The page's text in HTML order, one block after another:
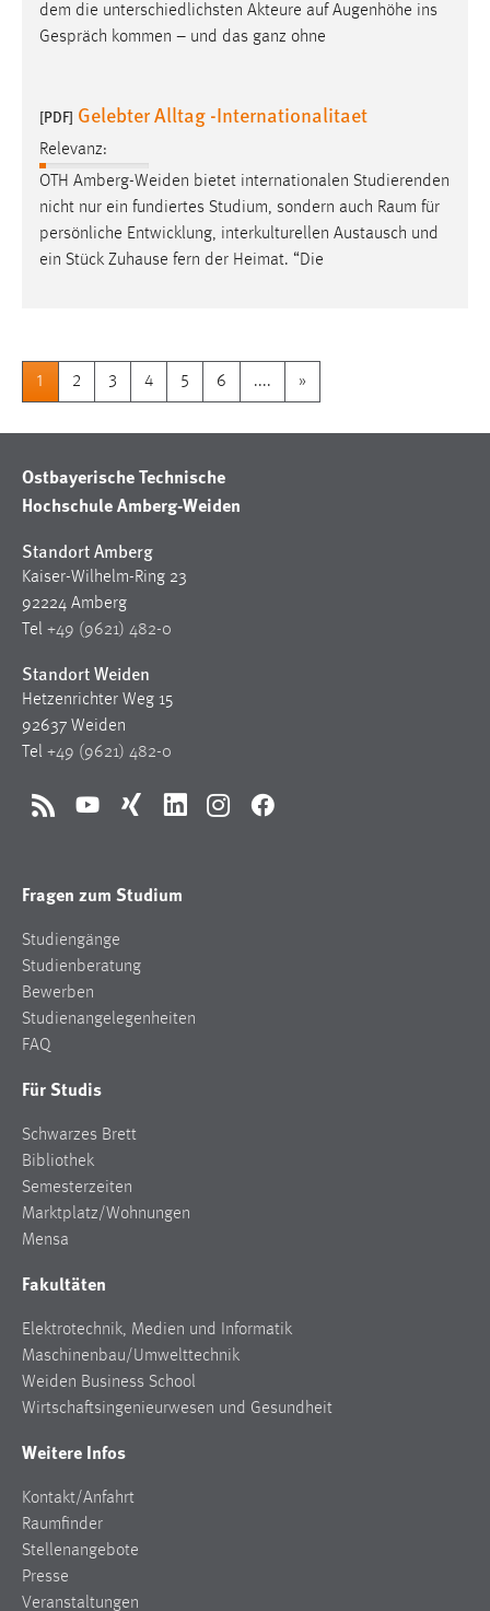
dem die unterschiedlichsten Akteure auf Augenhöhe ins
Gespräch kommen – und das ganz ohne
[PDF] Gelebter Alltag -Internationalitaet
Relevanz:
OTH Amberg-Weiden bietet internationalen Studierenden
nicht nur ein fundiertes Studium, sondern auch Raum für
persönliche Entwicklung, interkulturellen Austausch und
ein Stück Zuhause fern der Heimat. “Die
1 2 3 4 5 6 .... »
Ostbayerische Technische
Hochschule Amberg-Weiden
Standort Amberg
Kaiser-Wilhelm-Ring 23
92224 Amberg
Tel +49 (9621) 482-0
Standort Weiden
Hetzenrichter Weg 15
92637 Weiden
Tel +49 (9621) 482-0
RSS YouTubeXing LinkedInInstagramFacebook
Fragen zum Studium
Studiengänge
Studienberatung
Bewerben
Studienangelegenheiten
FAQ
Für Studis
Schwarzes Brett
Bibliothek
Semesterzeiten
Marktplatz/Wohnungen
Mensa
Fakultäten
Elektrotechnik, Medien und Informatik
Maschinenbau/Umwelttechnik
Weiden Business School
Wirtschaftsingenieurwesen und Gesundheit
Weitere Infos
Kontakt/Anfahrt
Raumfinder
Stellenangebote
Presse
Veranstaltungen